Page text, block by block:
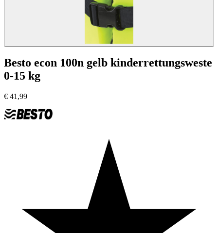
Besto econ 100n gelb kinderrettungsweste
0-15 kg
€ 41,99